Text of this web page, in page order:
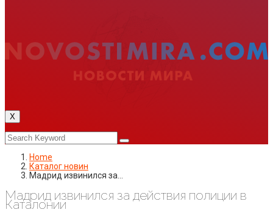
X
Home
Каталог новин
Мадрид извинился за…
Мадрид извинился за действия полиции в
Каталонии